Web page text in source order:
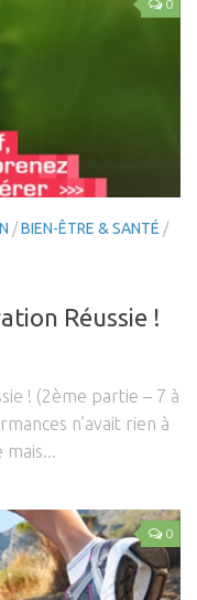
0
/BIEN-ÊTRE & SANTÉ /
Réussie !
! (2ème partie – 7 à
n’avait rien à
mais...
0